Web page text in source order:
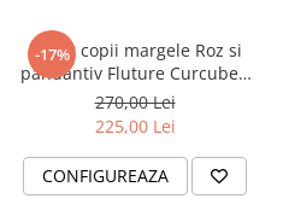
-17%
Colier copii margele Roz si
pandantiv Fluture Curcubeu
din Argint 925
270,00 Lei
225,00 Lei
CONFIGUREAZA